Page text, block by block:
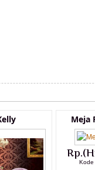
Meja
Kode